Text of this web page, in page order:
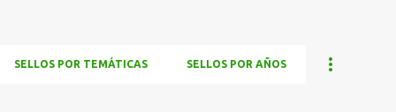
SELLOS POR TEMÁTICAS SELLOS POR AÑOS